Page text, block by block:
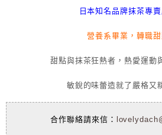
日本知名品牌抹茶專賣
營養系畢業，轉職
甜點與抹茶狂熱者，熱愛運動
敏銳的味蕾造就了嚴格又
合作聯絡請來信：